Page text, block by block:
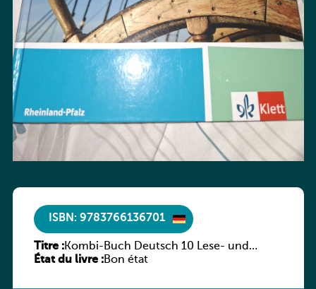
ISBN: 9783766136701
Titre :Kombi-Buch Deutsch 10 Lese- und
Sprachbuch
État du livre :Bon état